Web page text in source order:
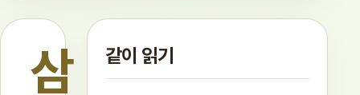
삼 같이 읽기